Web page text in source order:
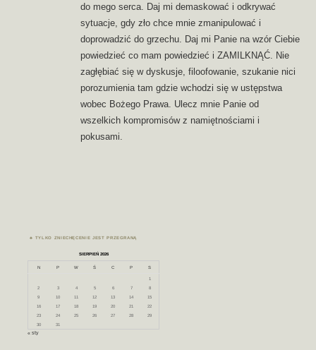
do mego serca. Daj mi demaskować i odkrywać
sytuacje, gdy zło chce mnie zmanipulować i
doprowadzić do grzechu. Daj mi Panie na wzór Ciebie
powiedzieć co mam powiedzieć i ZAMILKNĄĆ. Nie
zagłębiać się w dyskusje, filoofowanie, szukanie nici
porozumienia tam gdzie wchodzi się w ustępstwa
wobec Bożego Prawa. Ulecz mnie Panie od
wszelkich kompromisów z namiętnościami i
pokusami.
TYLKO ZNIECHĘCENIE JEST PRZEGRANĄ
SIERPIEŃ 2026
N P W Ś C P S
1
2
3 4 5 6 7
8
9
10 11 12 13 14
15
16
17 18 19 20 21
22
23
24 25 26 27 28
29
30
31
« sty